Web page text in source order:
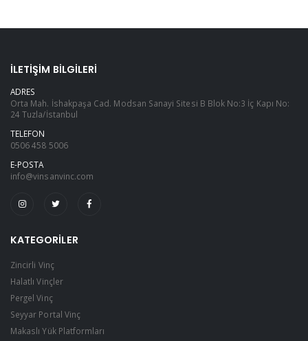
İLETIŞIM BILGILERI
ADRES
Orta Mah. İshakpaşa Cad. Modsan Sanayi Sitesi B Blok No:3 İç Kapı No:
24 Tuzla/İstanbul
TELEFON
0506 458 5006
E-POSTA
info@vinsanvinc.com
KATEGORILER
Zincirli Vinç
Halatlı Vinçler
Pergel Vinç
Seyyar Portal Vinç
Makaslı Yük Platformları